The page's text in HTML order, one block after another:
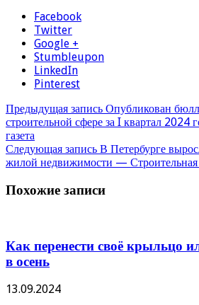
Facebook
Twitter
Google +
Stumbleupon
LinkedIn
Pinterest
Предыдущая запись Опубликован
строительной сфере за I квартал 2024
газета
Следующая запись В Петербурге
жилой недвижимости — Строительная
Похожие записи
Как перенести своё крыльцо
в осень
13.09.2024